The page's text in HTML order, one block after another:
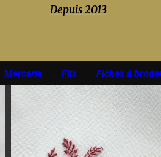
Depuis 2013
Mercerie Fils Fiches à